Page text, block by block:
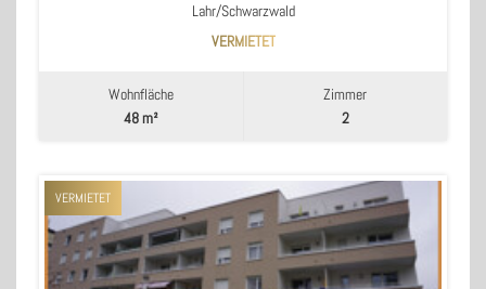
Lahr/Schwarzwald
VERMIETET
Wohnfläche
48 m²
Zimmer
2
VERMIETET